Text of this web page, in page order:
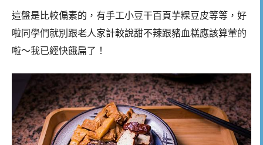
這盤是比較偏素的，有手工小豆干百頁芋粿豆皮等等，好
啦同學們就別跟老人家計較說甜不辣跟豬血糕應該算葷的
啦～我已經快餓扁了！